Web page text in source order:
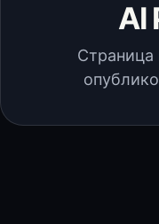
AI
Страница